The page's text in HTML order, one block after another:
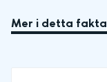
Mer i detta